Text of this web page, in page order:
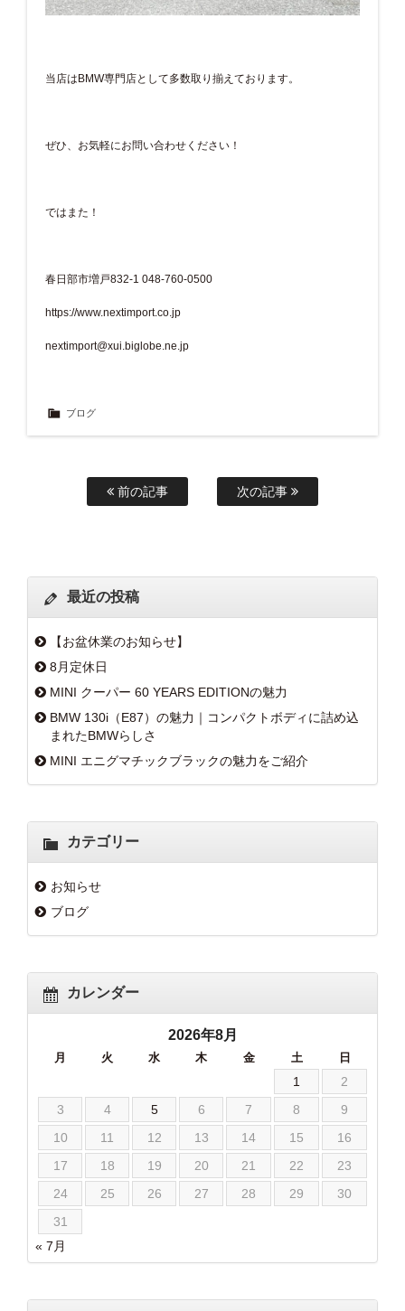
当店はBMW専門店として多数取り揃えております。
ぜひ、お気軽にお問い合わせください！
ではまた！
春日部市増戸832-1 048-760-0500
https://www.nextimport.co.jp
nextimport@xui.biglobe.ne.jp
ブログ
前の記事 次の記事
最近の投稿
【お盆休業のお知らせ】
8月定休日
MINI クーパー 60 YEARS EDITIONの魅力
BMW 130i（E87）の魅力｜コンパクトボディに詰め込
まれたBMWらしさ
MINI エニグマチックブラックの魅力をご紹介
カテゴリー
お知らせ
ブログ
カレンダー
2026年8月
月 火 水 木 金 土 日
1
2
3
4 5 6 7 8
9
10
11 12 13 14 15
16
17
18 19 20 21 22
23
24
25 26 27 28 29
30
31
« 7月